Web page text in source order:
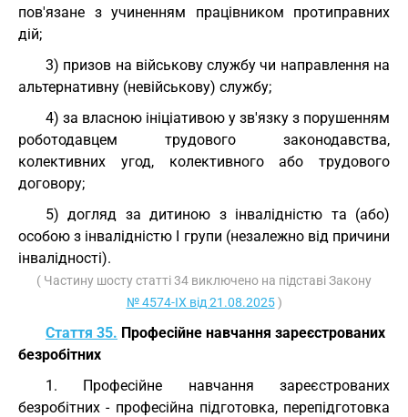
пов'язане з учиненням працівником протиправних
дій;
3) призов на військову службу чи направлення на
альтернативну (невійськову) службу;
4) за власною ініціативою у зв'язку з порушенням
роботодавцем трудового законодавства,
колективних угод, колективного або трудового
договору;
5) догляд за дитиною з інвалідністю та (або)
особою з інвалідністю I групи (незалежно від причини
інвалідності).
( Частину шосту статті 34 виключено на підставі Закону
№ 4574-IX від 21.08.2025)
Стаття 35. Професійне навчання зареєстрованих
безробітних
1. Професійне навчання зареєстрованих
безробітних - професійна підготовка, перепідготовка